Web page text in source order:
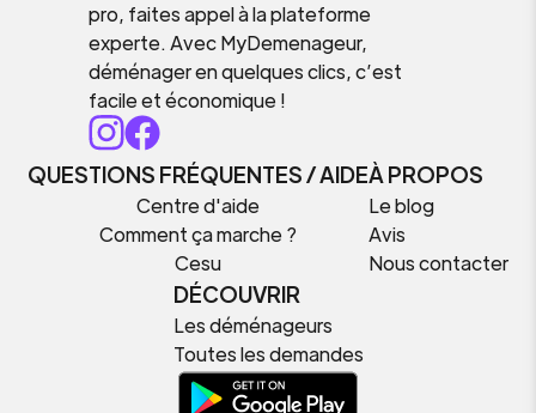
pro, faites appel à la plateforme
experte. Avec MyDemenageur,
déménager en quelques clics, c’est
facile et économique !
QUESTIONS FRÉQUENTES / AIDE
Centre d'aide
Comment ça marche ?
Cesu
À PROPOS
Le blog
Avis
Nous contacter
DÉCOUVRIR
Les déménageurs
Toutes les demandes